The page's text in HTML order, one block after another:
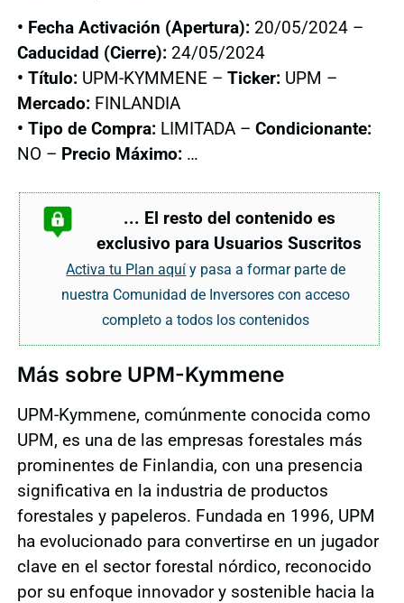
• Fecha Activación (Apertura):20/05/2024 –
Caducidad (Cierre):24/05/2024
• Título:UPM-KYMMENE – Ticker:UPM –
Mercado:FINLANDIA
• Tipo de Compra:LIMITADA – Condicionante:
NO – Precio Máximo:…
... El resto del contenido es
exclusivo para Usuarios Suscritos
Activa tu Plan aquí y pasa a formar parte de
nuestra Comunidad de Inversores con acceso
completo a todos los contenidos
Más sobre UPM-Kymmene
UPM-Kymmene, comúnmente conocida como
UPM, es una de las empresas forestales más
prominentes de Finlandia, con una presencia
significativa en la industria de productos
forestales y papeleros. Fundada en 1996, UPM
ha evolucionado para convertirse en un jugador
clave en el sector forestal nórdico, reconocido
por su enfoque innovador y sostenible hacia la